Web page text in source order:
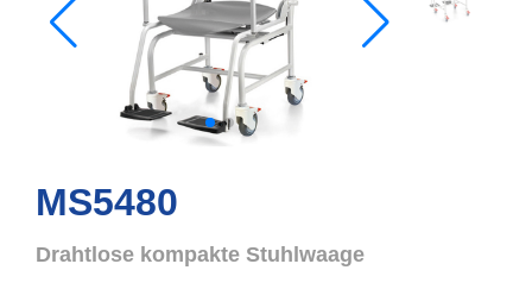
MS5480
Drahtlose kompakte Stuhlwaage